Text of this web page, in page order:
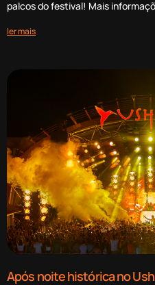
palcos do festival! Mais
ler mais
Após noite histórica no